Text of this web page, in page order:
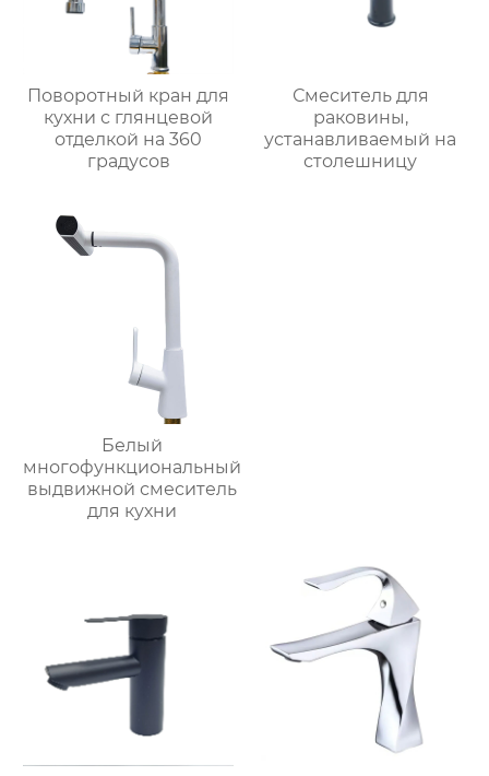
Поворотный кран для
кухни с глянцевой
отделкой на 360
градусов
Смеситель для
раковины,
устанавливаемый на
столешницу
Белый
многофункциональный
выдвижной смеситель
для кухни